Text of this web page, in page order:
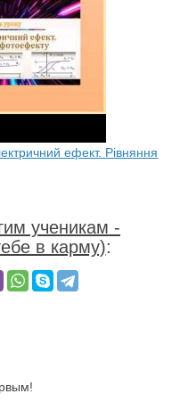
ефект. Рівняння
ученикам -
в карму):